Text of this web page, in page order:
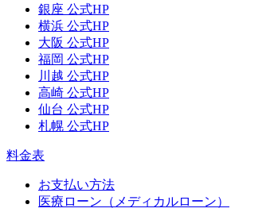
銀座 公式HP
横浜 公式HP
大阪 公式HP
福岡 公式HP
川越 公式HP
高崎 公式HP
仙台 公式HP
札幌 公式HP
料金表
お支払い方法
医療ローン（メディカルローン）